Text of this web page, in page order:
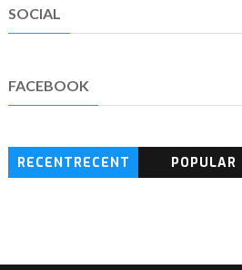
SOCIAL
FACEBOOK
RECENTRECENT
POPULAR